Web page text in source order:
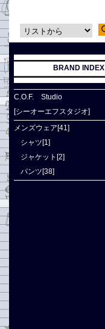
BRAND INDEX
C.O.F. Studio
[シーオーエフスタジオ]
メンズウェア[41]
シャツ[1]
ジャケット[2]
パンツ[38]